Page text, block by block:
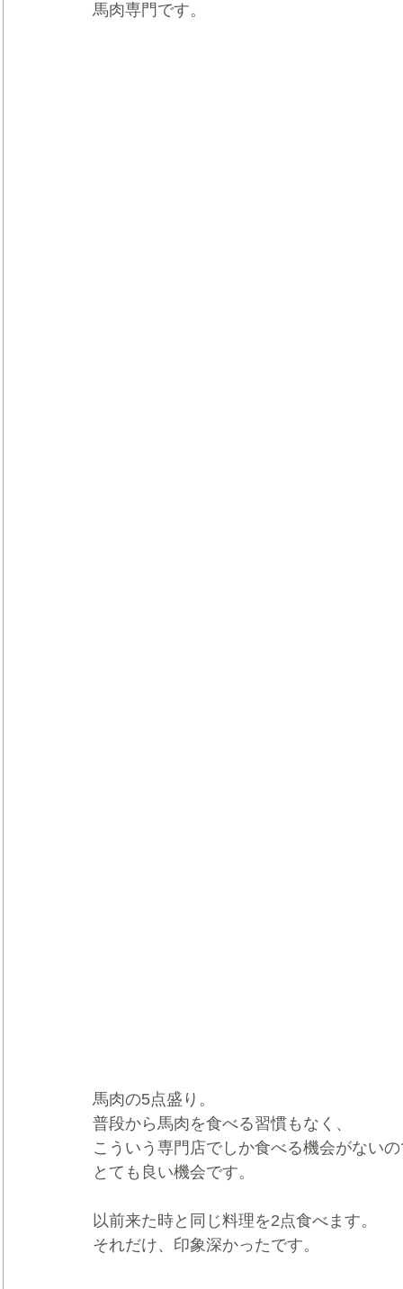
馬肉専門です。
馬肉の5点盛り。
普段から馬肉を食べる習慣もなく、
こういう専門店でしか食べる機会がない
とても良い機会です。
以前来た時と同じ料理を2点食べます。
それだけ、印象深かったです。